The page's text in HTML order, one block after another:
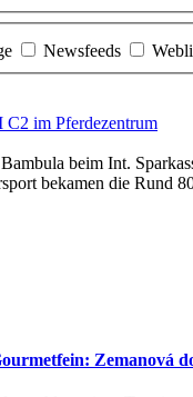
Newsfeeds
C2 im Pferdezentrum
Bambula beim Int.
bekamen die Rund
Zemanová